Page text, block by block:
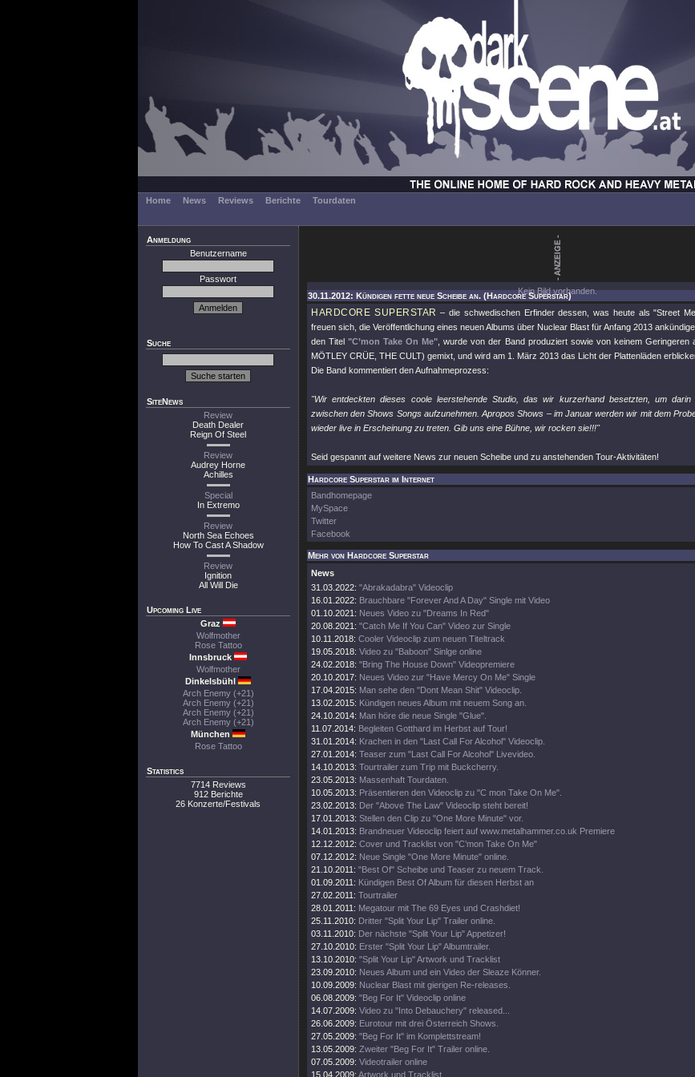
Home News Reviews Berichte
Tourdaten
Anmeldung
Benutzername
Passwort
Suche
SiteNews
Review
Death Dealer
Reign Of Steel
Review
Audrey Horne
Achilles
Special
In Extremo
Review
North Sea Echoes
How To Cast A Shadow
Review
Ignition
All Will Die
Upcoming Live
Graz
Wolfmother
Rose Tattoo
Innsbruck
Wolfmother
Dinkelsbühl
Arch Enemy (+21)
Arch Enemy (+21)
Arch Enemy (+21)
Arch Enemy (+21)
München
Rose Tattoo
Statistics
7714 Reviews
912 Berichte
26 Konzerte/Festivals
Kein Bild vorhanden.
30.11.2012: Kündigen fette neue Scheibe an. (Hardcore Superstar)
HARDCORE SUPERSTAR – die schwedischen Erfinder dessen, was heute als"Street
freuen sich, die Veröffentlichung eines neuen Albums über Nuclear Blast für Anfang 2013
den Titel"C’mon Take On Me" , wurde von der Band produziert sowie von keinem Geringeren
MÖTLEY CRÜE, THE CULT) gemixt, und wird am 1. März 2013 das Licht der Plattenläden
Die Band kommentiert den Aufnahmeprozess:
"Wir entdeckten dieses coole leerstehende Studio, das wir kurzerhand besetzten, um
zwischen den Shows Songs aufzunehmen. Apropos Shows – im Januar werden wir mit dem
wieder live in Erscheinung zu treten. Gib uns eine Bühne, wir rocken sie!!!"
Seid gespannt auf weitere News zur neuen Scheibe und zu anstehenden Tour-Aktivitäten!
Hardcore Superstar im Internet
Bandhomepage
MySpace
Twitter
Facebook
Mehr von Hardcore Superstar
News
31.03.2022: "Abrakadabra" Videoclip
16.01.2022: Brauchbare "Forever And A Day" Single mit Video
01.10.2021: Neues Video zu "Dreams In Red"
20.08.2021: "Catch Me If You Can" Video zur Single
10.11.2018: Cooler Videoclip zum neuen Titeltrack
19.05.2018: Video zu "Baboon" Sinlge online
24.02.2018: "Bring The House Down" Videopremiere
20.10.2017: Neues Video zur "Have Mercy On Me" Single
17.04.2015: Man sehe den "Dont Mean Shit" Videoclip.
13.02.2015: Kündigen neues Album mit neuem Song an.
24.10.2014: Man höre die neue Single "Glue".
11.07.2014: Begleiten Gotthard im Herbst auf Tour!
31.01.2014: Krachen in den "Last Call For Alcohol" Videoclip.
27.01.2014: Teaser zum "Last Call For Alcohol" Livevideo.
14.10.2013: Tourtrailer zum Trip mit Buckcherry.
23.05.2013: Massenhaft Tourdaten.
10.05.2013: Präsentieren den Videoclip zu "C mon Take On Me".
23.02.2013: Der "Above The Law" Videoclip steht bereit!
17.01.2013: Stellen den Clip zu "One More Minute" vor.
14.01.2013: Brandneuer Videoclip feiert auf www.metalhammer.co.uk Premiere
12.12.2012: Cover und Tracklist von "C’mon Take On Me"
07.12.2012: Neue Single "One More Minute" online.
21.10.2011: "Best Of" Scheibe und Teaser zu neuem Track.
01.09.2011: Kündigen Best Of Album für diesen Herbst an
27.02.2011: Tourtrailer
28.01.2011: Megatour mit The 69 Eyes und Crashdiet!
25.11.2010: Dritter "Split Your Lip" Trailer online.
03.11.2010: Der nächste "Split Your Lip" Appetizer!
27.10.2010: Erster "Split Your Lip" Albumtrailer.
13.10.2010: "Split Your Lip" Artwork und Tracklist
23.09.2010: Neues Album und ein Video der Sleaze Könner.
10.09.2009: Nuclear Blast mit gierigen Re-releases.
06.08.2009: "Beg For It" Videoclip online
14.07.2009: Video zu "Into Debauchery" released...
26.06.2009: Eurotour mit drei Österreich Shows.
27.05.2009: "Beg For It" im Komplettstream!
13.05.2009: Zweiter "Beg For It" Trailer online.
07.05.2009: Videotrailer online
15.04.2009: Artwork und Tracklist.